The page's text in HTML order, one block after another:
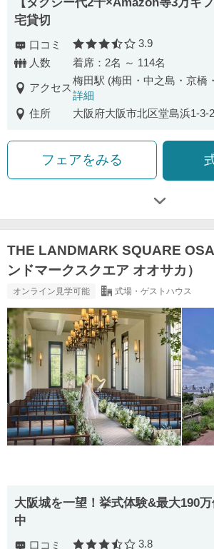
宅貸切
口コミ 口コミ評価
3.9
人数
着席：2名 ～ 114名
アクセス
梅田駅 (梅田・中之島・京橋
詳細
住所
大阪府大阪市北区堂島浜1-3-
フェアをみる
THE LANDMARK SQUARE
ンドマークスクエア オオサカ）
オンライン見学可能 式場・ゲストハウス
大阪城を一望！挙式体験&最大190
中
口コミ
3.8